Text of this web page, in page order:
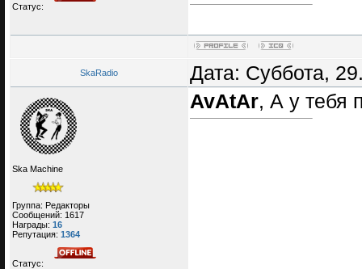
Статус:
SkaRadio Дата: Суббота,
Ska Machine
Группа: Редакторы
Сообщений: 1617
Награды: 16
Репутация: 1364
Статус:
AvAtAr, А у тебя